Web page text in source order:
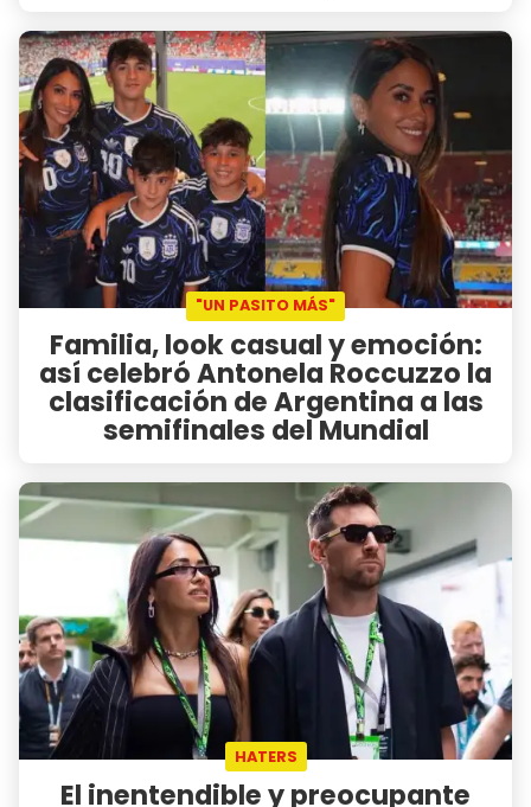
"UN PASITO MÁS"
Familia, look casual y emoción:
así celebró Antonela Roccuzzo la
clasificación de Argentina a las
semifinales del Mundial
HATERS
El inentendible y preocupante